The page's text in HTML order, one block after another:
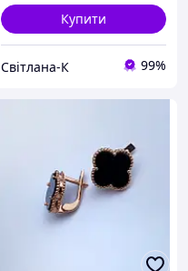
Купити
Свiтлана-К 99%